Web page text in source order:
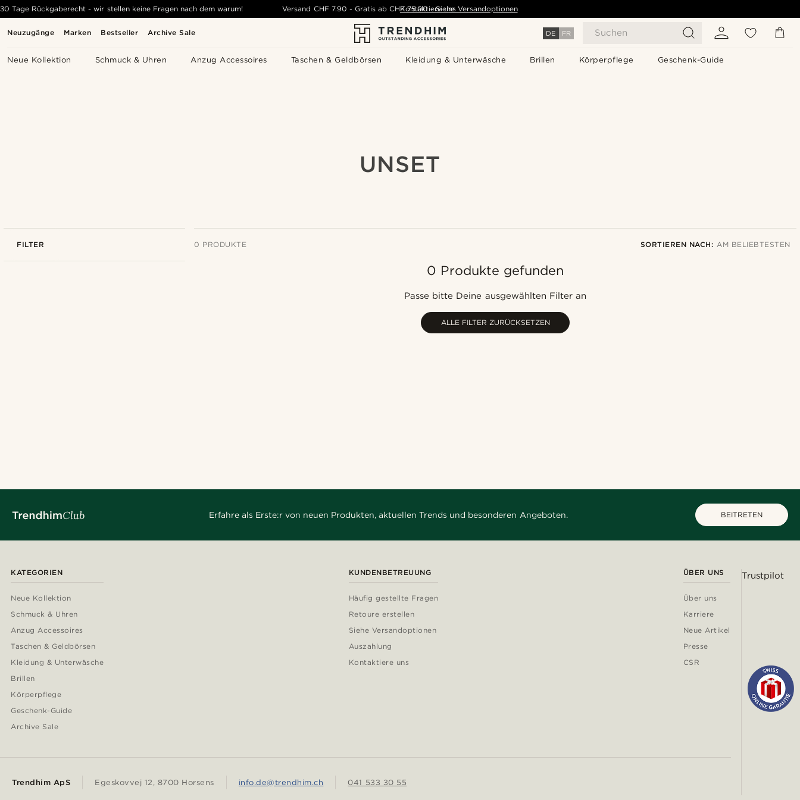
Neuzugänge Marken Bestseller Archive Sale DE FR Suchen
Neue Kollektion Schmuck & Uhren Anzug Accessoires Taschen & Geldbörsen Kleidung & Unterwäsche Brillen Körperpflege Geschenk-Guide
30 Tage Rückgaberecht - wir stellen keine Fragen nach dem warum! Versand CHF 7.90 - Gratis ab CHF 75.00 - Siehe Versandoptionen
Kontaktiere uns
UNSET
FILTER 0 PRODUKTE SORTIEREN NACH: AM BELIEBTESTEN
0 Produkte gefunden
Passe bitte Deine ausgewählten Filter an
ALLE FILTER ZURÜCKSETZEN
Erfahre als Erste:r von neuen Produkten, aktuellen Trends und besonderen Angeboten. BEITRETEN
KATEGORIEN
Neue Kollektion
Schmuck & Uhren
Anzug Accessoires
Taschen & Geldbörsen
Kleidung & Unterwäsche
Brillen
Körperpflege
Geschenk-Guide
Archive Sale
KUNDENBETREUUNG
Häufig gestellte Fragen
Retoure erstellen
Siehe Versandoptionen
Auszahlung
Kontaktiere uns
ÜBER UNS
Über uns
Karriere
Neue Artikel
Presse
CSR
Trendhim ApS Egeskovvej 12, 8700 Horsens info.de@trendhim.ch 041 533 30 55
Trustpilot